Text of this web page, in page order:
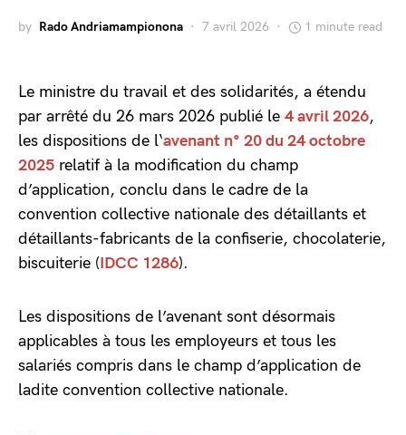
by Rado Andriamampionona 7 avril 2026 1 minute read
Le ministre du travail et des solidarités, a étendu
par arrêté du 26 mars 2026 publié le 4 avril 2026,
les dispositions de l‘avenant n° 20 du 24 octobre
2025 relatif à la modification du champ
d’application, conclu dans le cadre de la
convention collective nationale des détaillants et
détaillants-fabricants de la confiserie, chocolaterie,
biscuiterie (IDCC 1286).
Les dispositions de l’avenant sont désormais
applicables à tous les employeurs et tous les
salariés compris dans le champ d’application de
ladite convention collective nationale.